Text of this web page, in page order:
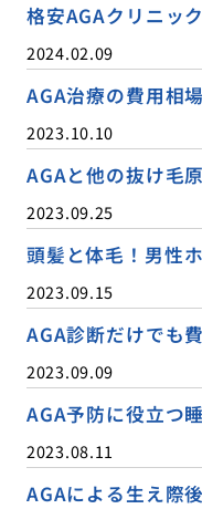
格安AGAクリニッ
2024.02.09
AGA治療の費用相
2023.10.10
AGAと他の抜け毛
2023.09.25
頭髪と体毛！男性
2023.09.15
AGA診断だけでも
2023.09.09
AGA予防に役立つ
2023.08.11
AGAによる生え際